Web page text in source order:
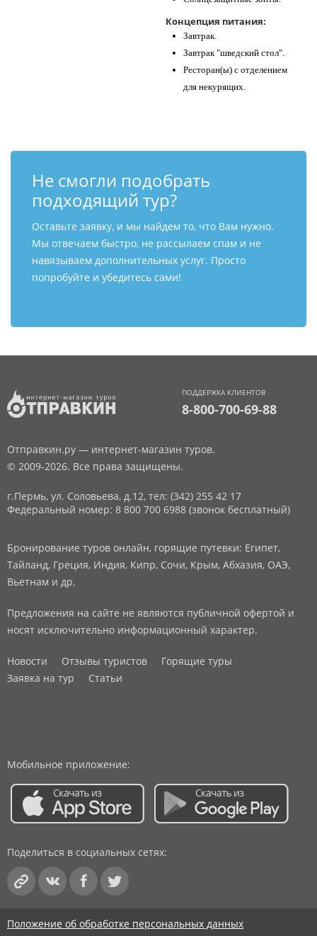
Концепция питания:
Завтрак.
Завтрак "шведский стол".
Ресторан(ы) с отделением
для некурящих.
Не смогли подобрать
подходящий тур?
Оставьте заявку, и мы найдем то, что Вам нужно.
Мы отвечаем быстро, не рассылаем спам и не
навязываем дополнительных услуг. Просто
попробуйте и убедитесь сами!
ПОДДЕРЖКА КЛИЕНТОВ
8-800-700-69-88
Отправкин.ру — интернет-магазин туров.
© 2009-2026. Все права защищены.
г.Пермь, ул. Соловьева, д.12, тел: (342) 255 42 17
Федеральный номер: 8 800 700 6988 (звонок бесплатный)
Бронирование туров онлайн, горящие путевки: Египет,
Тайланд, Греция, Индия, Кипр, Сочи, Крым, Абхазия, ОАЭ,
Вьетнам и др.
Предложения на сайте не являются публичной офертой и
носят исключительно информационный характер.
Новости Отзывы туристов
Горящие туры
Заявка на тур
Статьи
Мобильное приложение:
Поделиться в социальных сетях:
Положение об обработке персональных данных